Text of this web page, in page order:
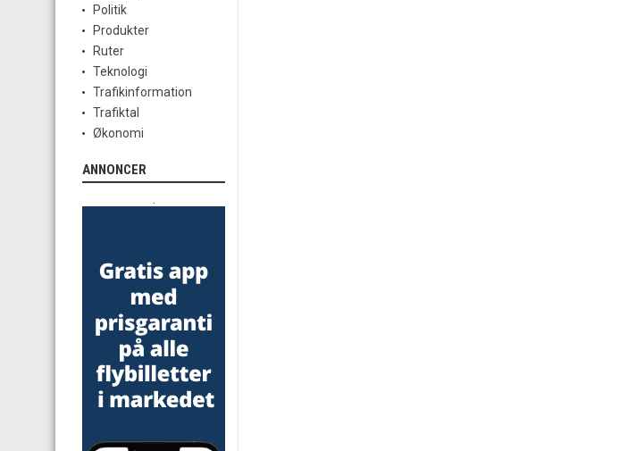
Politik
Produkter
Ruter
Teknologi
Trafikinformation
Trafiktal
Økonomi
ANNONCER